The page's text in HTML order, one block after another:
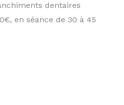
dentaires
en séance de 30 à 45